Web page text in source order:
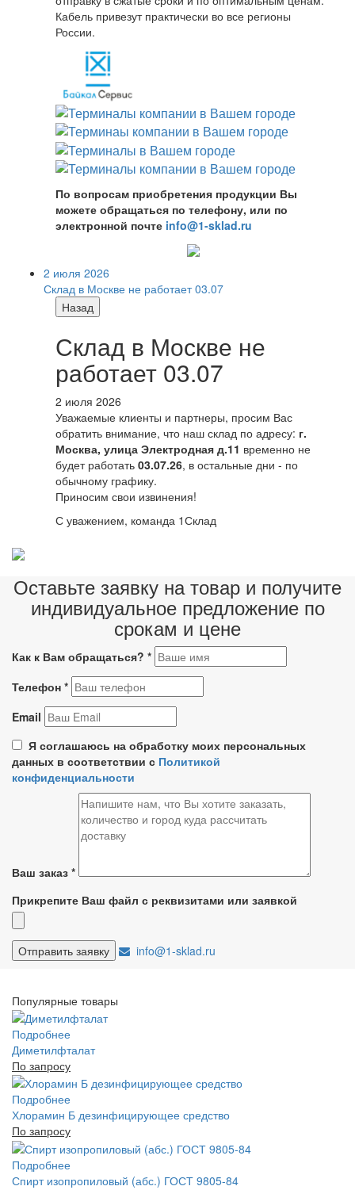
Кабель привезут практически во все регионы
России.
По вопросам приобретения продукции Вы
можете обращаться по телефону, или по
электронной почте info@1-sklad.ru
2 июля 2026
Склад в Москве не работает 03.07
Назад
Склад в Москве не
работает 03.07
2 июля 2026
Уважаемые клиенты и партнеры, просим Вас
обратить внимание, что наш склад по адресу: г.
Москва, улица Электродная д.11 временно не
будет работать 03.07.26, в остальные дни - по
обычному графику.
Приносим свои извинения!
С уважением, команда 1Склад
Оставьте заявку на товар и получите
индивидуальное предложение по
срокам и цене
Как к Вам обращаться? *
Телефон *
Email
Я соглашаюсь на обработку моих персональных
данных в соответствии с Политикой
конфиденциальности
Ваш заказ *
Прикрепите Ваш файл с реквизитами или заявкой
info@1-sklad.ru
Популярные товары
Подробнее
Диметилфталат
По запросу
Подробнее
Хлорамин Б дезинфицирующее средство
По запросу
Подробнее
Спирт изопропиловый (абс.) ГОСТ 9805-84